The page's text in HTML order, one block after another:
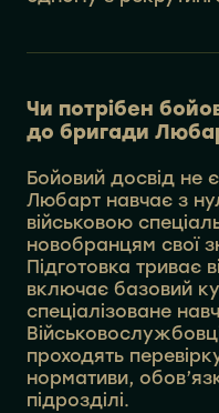
Чи потрібен
до бригади
Бойовий досвід не
Любарт навчає з
військовою
новобранцям свої
Підготовка триває
включає базовий
спеціалізоване
проходять
нормативи,
підрозділі.